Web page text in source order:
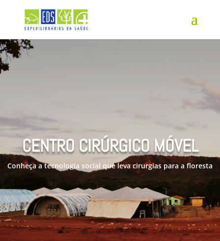
CENTRO CIRÚRGICO MÓVEL
Conheça a tecnologia social que leva cirurgias para a floresta